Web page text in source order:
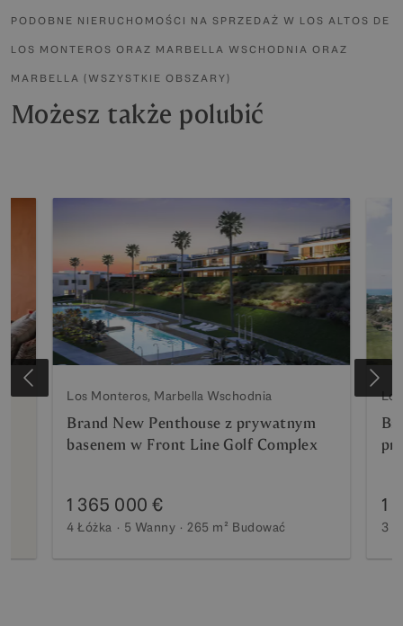
PODOBNE NIERUCHOMOŚCI NA SPRZEDAŻ W LOS ALTOS DE
LOS MONTEROS ORAZ MARBELLA WSCHODNIA ORAZ
MARBELLA (WSZYSTKIE OBSZARY)
Możesz także polubić
Los Monteros, Marbella Wschodnia
Brand New Penthouse z prywatnym
basenem w Front Line Golf Complex
1 365 000 €
4 Łóżka 5 Wanny 265 m² Budować
1
3